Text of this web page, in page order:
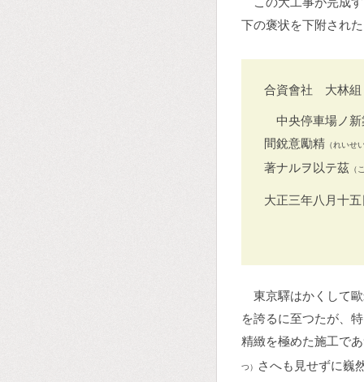
下の褒状を下附され
合資會社 大林組
中央停車場ノ
間銳意勵精 （れいせ
著ナルヲ以テ茲 （
大正三年八月十五
東京驛はかくして
を誇るに至つたが、
精緻を極めた施工で
つ）
さへも見せずに巍